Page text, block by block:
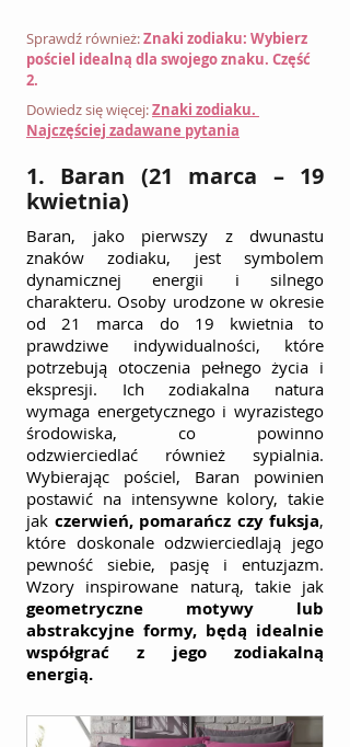
Sprawdź również: Znaki zodiaku: Wybierz
pościel idealną dla swojego znaku. Część
2.
Dowiedz się więcej: Znaki zodiaku.
Najczęściej zadawane pytania
1. Baran (21 marca – 19
kwietnia)
Baran, jako pierwszy z dwunastu
znaków zodiaku, jest symbolem
dynamicznej energii i silnego
charakteru. Osoby urodzone w okresie
od 21 marca do 19 kwietnia to
prawdziwe indywidualności, które
potrzebują otoczenia pełnego życia i
ekspresji. Ich zodiakalna natura
wymaga energetycznego i wyrazistego
środowiska, co powinno
odzwierciedlać również sypialnia.
Wybierając pościel, Baran powinien
postawić na intensywne kolory, takie
jak czerwień, pomarańcz czy fuksja,
które doskonale odzwierciedlają jego
pewność siebie, pasję i entuzjazm.
geometryczne motywy lub
abstrakcyjne formy, będą idealnie
współgrać z jego zodiakalną
energią.